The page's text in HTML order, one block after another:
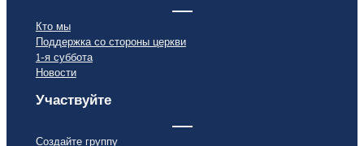
Кто мы
Поддержка со стороны церкви
1-я суббота
Новости
Участвуйте
Создайте группу